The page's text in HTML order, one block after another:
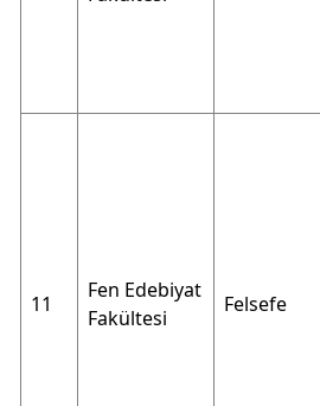
11
Fen Edebiyat
Fakültesi
Felsefe